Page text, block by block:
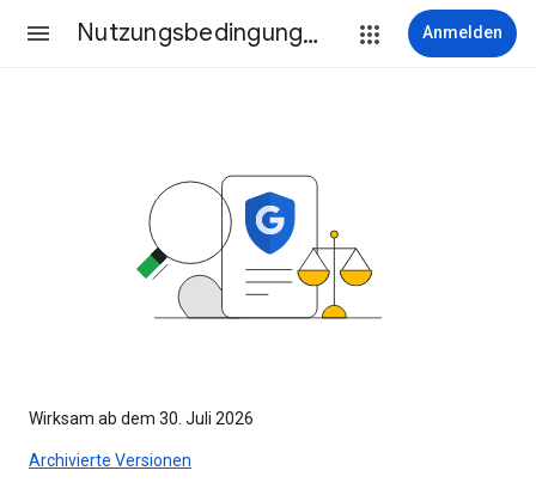
Nutzungsbedingungen Anmelden
Wirksam ab dem 30. Juli 2026
Archivierte Versionen